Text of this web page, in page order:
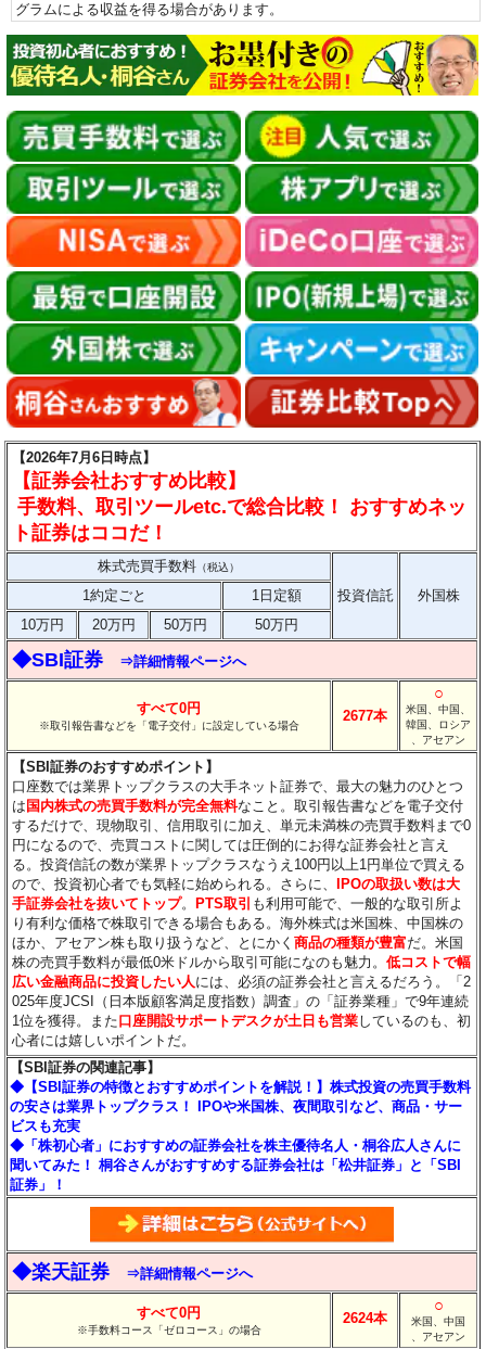
グラムによる収益を得る場合があります。
【2026年7月6日時点】
【証券会社おすすめ比較】
手数料、取引ツールetc.で総合比較！ おすすめネッ
ト証券はココだ！
株式売買手数料 （税込）
投資信託 外国株
1約定ごと
1日定額
10万円
20万円 50万円 50万円
◆SBI証券 ⇒詳細情報ページへ
すべて0円
※取引報告書などを「電子交付」に設定している場合
2677本
○
米国、中国、
韓国、ロシア
、アセアン
【SBI証券のおすすめポイント】
口座数では業界トップクラスの大手ネット証券で、最大の魅力のひとつ
は 国内株式の売買手数料が完全無料なこと。取引報告書などを電子交付
するだけで、現物取引、信用取引に加え、単元未満株の売買手数料まで0
円になるので、売買コストに関しては圧倒的にお得な証券会社と言え
る。投資信託の数が業界トップクラスなうえ100円以上1円単位で買える
ので、投資初心者でも気軽に始められる。さらに、
IPOの取扱い数は大
手証券会社を抜いてトップ。 PTS取引 も利用可能で、一般的な取引所よ
り有利な価格で株取引できる場合もある。海外株式は米国株、中国株の
ほか、アセアン株も取り扱うなど、とにかく商品の種類が豊富だ。米国
株の売買手数料が最低0米ドルから取引可能になのも魅力。低コストで幅
広い金融商品に投資したい人には、必須の証券会社と言えるだろう。「2
025年度JCSI（日本版顧客満足度指数）調査」の「証券業種」で9年連続
1位を獲得。また口座開設サポートデスクが土日も営業しているのも、初
心者には嬉しいポイントだ。
【SBI証券の関連記事】
◆【SBI証券の特徴とおすすめポイントを解説！】株式投資の売買手数料
の安さは業界トップクラス！ IPOや米国株、夜間取引など、商品・サー
ビスも充実
◆「株初心者」におすすめの証券会社を株主優待名人・桐谷広人さんに
聞いてみた！ 桐谷さんがおすすめする証券会社は「松井証券」と「SBI
証券」！
◆楽天証券 ⇒詳細情報ページへ
すべて0円
※手数料コース「ゼロコース」の場合
2624本
○
米国、中国
、アセアン